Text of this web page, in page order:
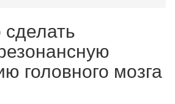
головного мозга